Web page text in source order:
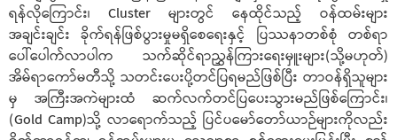
ရန်လိုကြောင်း၊ Cluster များတွင် နေထိုင်သည့် ဝန်ထမ်းများ
အချင်းချင်း ခိုက်ရန်ဖြစ်ပွားမှုမရှိစေရေးနှင့် ပြဿနာတစ်စုံ တစ်ရာ
ပေါ်ပေါက်လာပါက သက်ဆိုင်ရာညွှန်ကြားရေးမှူးများ(သို့မဟုတ်)
အိမ်ရာကော်မတီသို့ သတင်းပေးပို့တင်ပြရမည်ဖြစ်ပြီး တာဝန်ရှိသူများ
မှ အကြီးအကဲများထံ ဆက်လက်တင်ပြပေးသွားမည်ဖြစ်ကြောင်း၊
(Gold Camp)သို့ လာရောက်သည့် ပြင်ပမော်တော်ယာဉ်များကိုလည်း